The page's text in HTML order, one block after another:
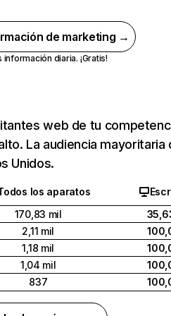
de marketing →
información diaria. ¡Gratis!
web de tu
La audiencia mayoritaria
Unidos.
los aparatos
170,83 mil
2,11 mil
1,18 mil
1,04 mil
837